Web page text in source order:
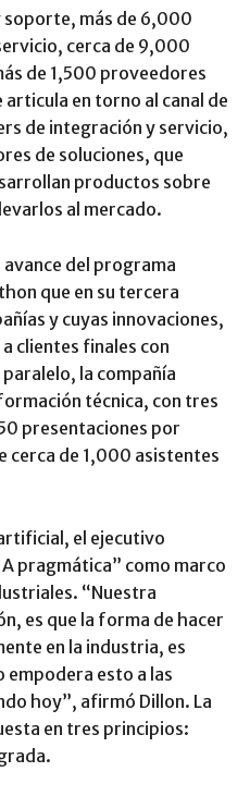
soporte, más de 6,000
cerca de 9,000
de 1,500 proveedores
articula en torno al canal de
de integración y servicio,
de soluciones, que
productos sobre
al mercado.
del programa
que en su tercera
y cuyas innovaciones,
clientes finales con
la compañía
técnica, con tres
presentaciones por
cerca de 1,000 asistentes
el ejecutivo
pragmática” como marco
“Nuestra
es que la forma de hacer
en la industria, es
esto a las
hoy”, afirmó Dillon. La
en tres principios: